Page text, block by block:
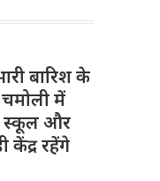
बारिश के
में
स्कूल और
केंद्र रहेंगे